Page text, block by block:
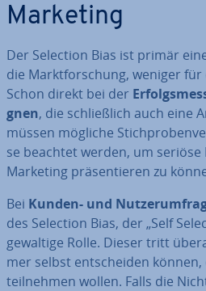
Marketing
Der Selection Bias ist primär
die Markt­for­schung, weniger für
Schon direkt bei der
gnen, die schließ­lich auch eine
müssen mögliche
se beachtet werden, um seriöse
Marketing prä­sen­tie­ren zu
Bei Kunden- und
des Selection Bias, der „Self
gewaltige Rolle. Dieser tritt
mer selbst ent­schei­den
teil­neh­men wollen. Falls die